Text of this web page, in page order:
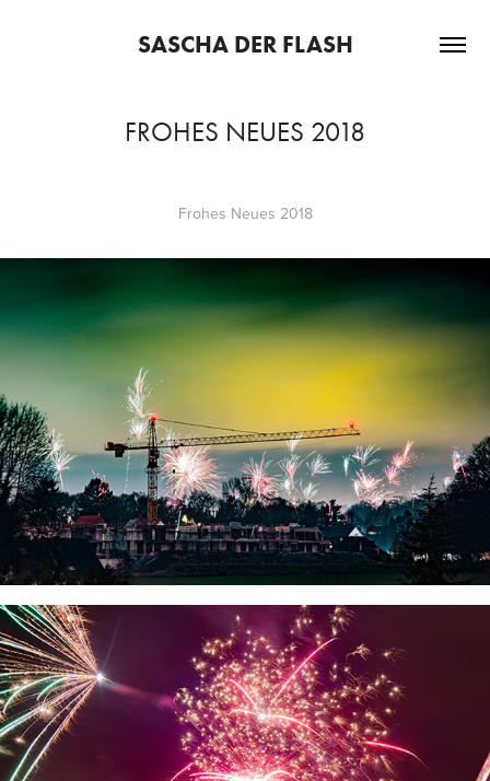
SASCHA DER FLASH
FROHES NEUES 2018
Frohes Neues 2018